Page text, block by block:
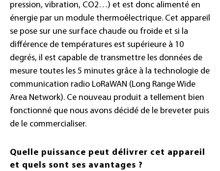
pression, vibration, CO2…) et est donc alimenté en
énergie par un module thermoélectrique. Cet appareil
se pose sur une surface chaude ou froide et si la
différence de températures est supérieure à 10
degrés, il est capable de transmettre les données de
mesure toutes les 5 minutes grâce à la technologie de
communication radio LoRaWAN (Long Range Wide
Area Network). Ce nouveau produit a tellement bien
fonctionné que nous avons décidé de le breveter puis
de le commercialiser.
Quelle puissance peut délivrer cet appareil
et quels sont ses avantages ?